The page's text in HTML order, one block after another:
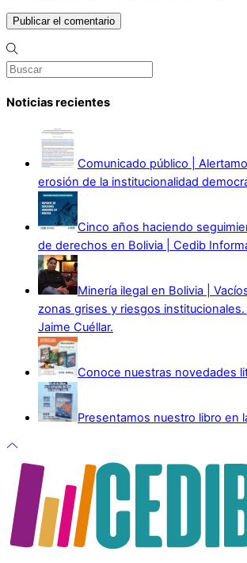
Noticias recientes
Comunicado público |
erosión de la institucionalidad
Cinco años haciendo
de derechos en Bolivia | Cedib
Minería ilegal en Bolivia |
zonas grises y riesgos
Jaime Cuéllar.
Conoce nuestras novedades
Presentamos nuestro libro en